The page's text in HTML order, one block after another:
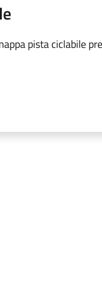
pista ciclabile